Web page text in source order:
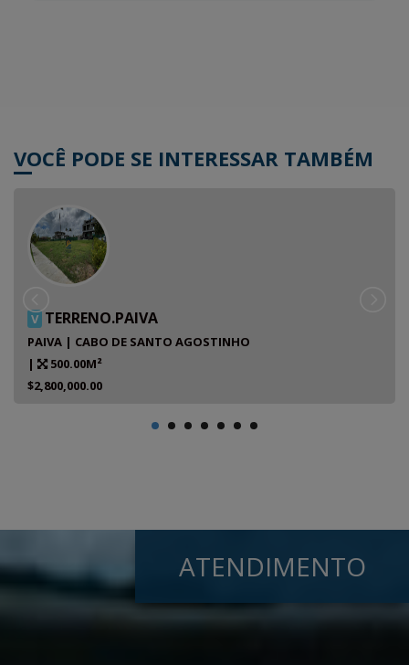
VOCÊ PODE SE INTERESSAR TAMBÉM
V TERRENO.PAIVA
PAIVA | CABO DE SANTO AGOSTINHO
|
500.00M²
$2,800,000.00
ATENDIMENTO